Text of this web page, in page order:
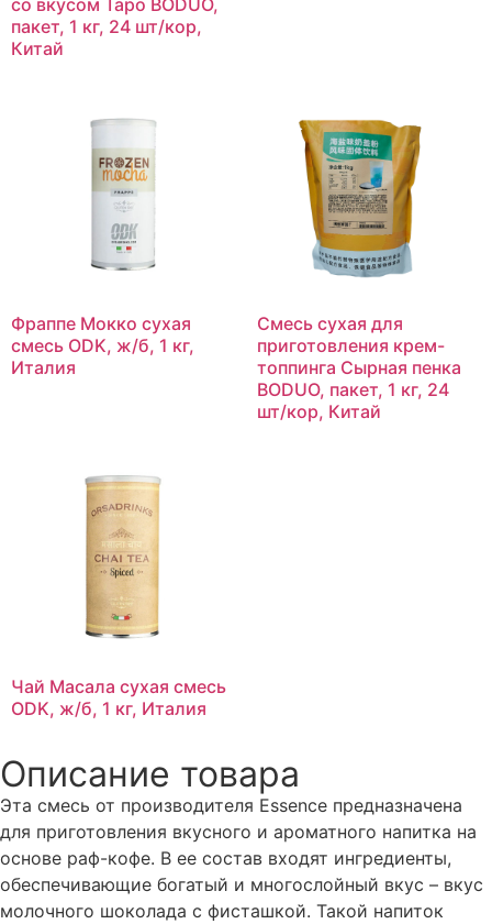
пакет, 1 кг, 24 шт/кор,
Китай
Фраппе Мокко сухая
смесь ODK, ж/б, 1 кг,
Италия
Смесь сухая для
приготовления крем-
топпинга Сырная пенка
BODUO, пакет, 1 кг, 24
шт/кор, Китай
Чай Масала сухая смесь
ODK, ж/б, 1 кг, Италия
Описание товара
Эта смесь от производителя Essence предназначена
для приготовления вкусного и ароматного напитка на
основе раф-кофе. В ее состав входят ингредиенты,
обеспечивающие богатый и многослойный вкус – вкус
молочного шоколада с фисташкой. Такой напиток